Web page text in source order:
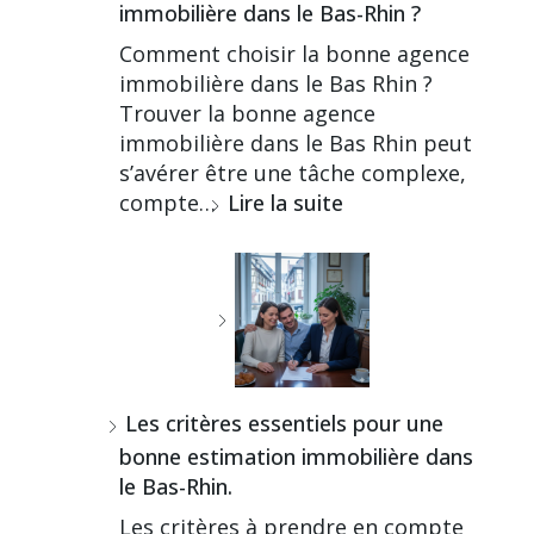
immobilière dans le Bas-Rhin ?
Comment choisir la bonne agence
immobilière dans le Bas Rhin ?
Trouver la bonne agence
immobilière dans le Bas Rhin peut
s’avérer être une tâche complexe,
compte… Lire la suite
Les critères essentiels pour une
bonne estimation immobilière dans
le Bas-Rhin.
Les critères à prendre en compte